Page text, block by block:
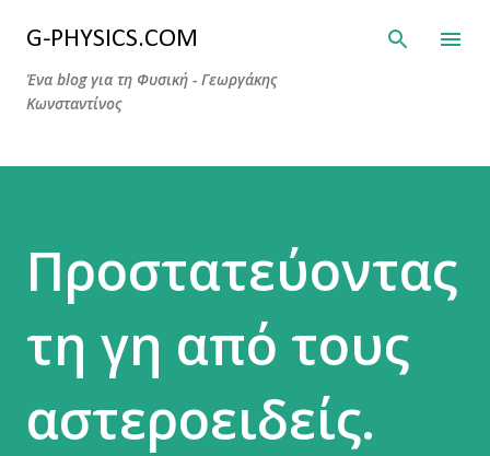
Μετάβαση στο κύριο περιεχόμενο
G-PHYSICS.COM
Ένα blog για τη Φυσική - Γεωργάκης
Κωνσταντίνος
Προστατεύοντας
τη γη από τους
αστεροειδείς.